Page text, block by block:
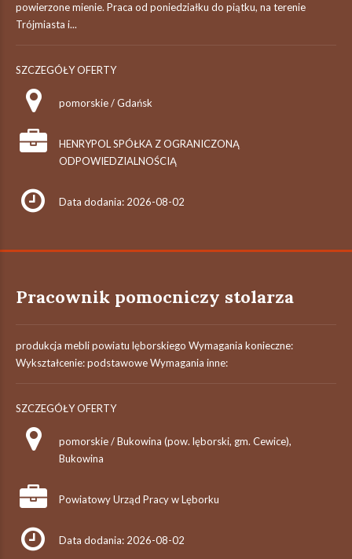
powierzone mienie. Praca od poniedziałku do piątku, na terenie
Trójmiasta i...
SZCZEGÓŁY OFERTY
pomorskie / Gdańsk
HENRYPOL SPÓŁKA Z OGRANICZONĄ
ODPOWIEDZIALNOŚCIĄ
Data dodania: 2026-08-02
Pracownik pomocniczy stolarza
produkcja mebli powiatu lęborskiego Wymagania konieczne:
Wykształcenie: podstawowe Wymagania inne:
SZCZEGÓŁY OFERTY
pomorskie / Bukowina (pow. lęborski, gm. Cewice),
Bukowina
Powiatowy Urząd Pracy w Lęborku
Data dodania: 2026-08-02